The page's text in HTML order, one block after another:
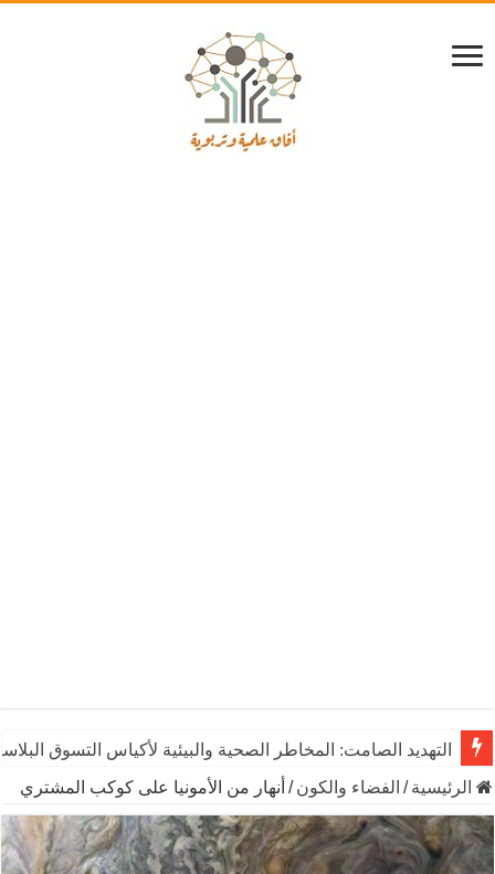
التهديد الصامت: المخاطر الصحية والبيئية لأكياس التسوق
الرئيسية / الفضاء والكون / أنهار من الأمونيا على كوكب المشتري